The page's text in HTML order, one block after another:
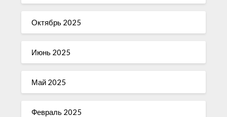
Октябрь 2025
Июнь 2025
Май 2025
Февраль 2025